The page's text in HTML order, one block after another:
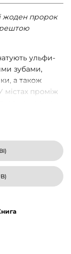
жоден пророк
ульфи-
зубами,
а також
містах проміж
не краще.
війни Архе,
сильно вона
— з
їй
лишатися
бога.
)
)